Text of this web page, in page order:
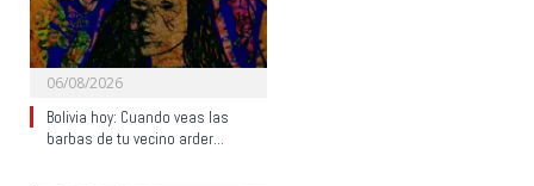
06/08/2026
Bolivia hoy: Cuando veas las
barbas de tu vecino arder…